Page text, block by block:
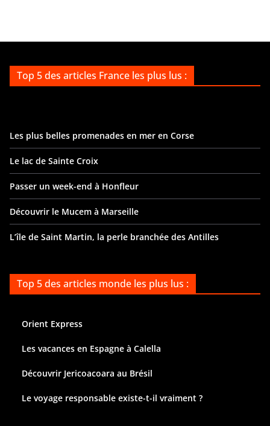
Top 5 des articles France les plus lus :
Les plus belles promenades en mer en Corse
Le lac de Sainte Croix
Passer un week-end à Honfleur
Découvrir le Mucem à Marseille
L’île de Saint Martin, la perle branchée des Antilles
Top 5 des articles monde les plus lus :
Orient Express
Les vacances en Espagne à Calella
Découvrir Jericoacoara au Brésil
Le voyage responsable existe-t-il vraiment ?